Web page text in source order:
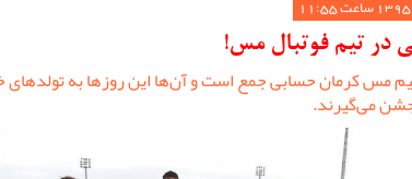
در تیم فوتبال مس!
مس کرمان حسابی جمع است و آن‌ها این روزها به تولدهای
می‌گیرند.